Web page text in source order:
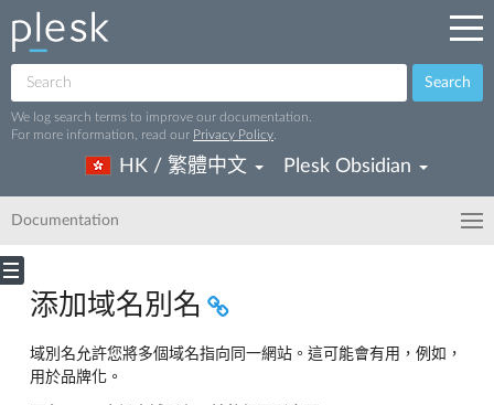
Search
We log search terms to improve our documentation.
For more information, read our Privacy Policy
HK / 繁體中文 Plesk Obsidian
Documentation
添加域名別名
域別名允許您將多個域名指向同一網站。這可能會有用，例如，
用於品牌化。